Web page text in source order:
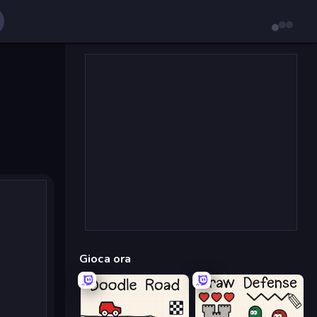
Gioca ora